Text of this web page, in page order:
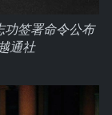
功签署命令公布
通社